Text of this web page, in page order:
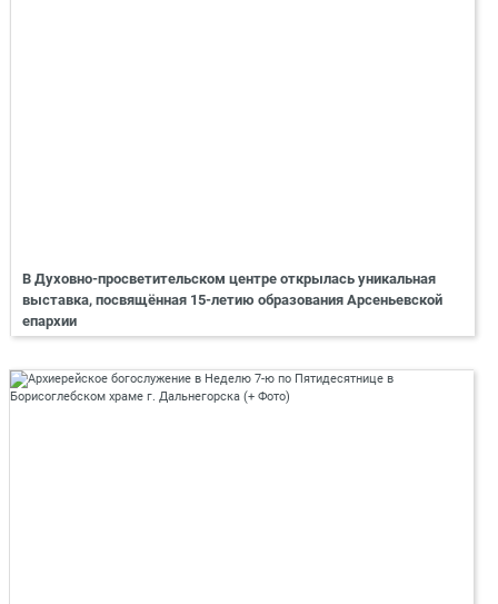
В Духовно-просветительском центре открылась уникальная
выставка, посвящённая 15-летию образования Арсеньевской
епархии